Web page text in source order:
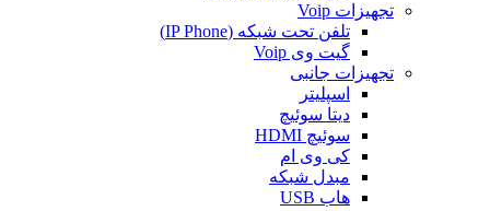
تجهیزات Voip
تلفن تحت شبکه (IP Phone)
گیت وی Voip
تجهیزات جانبی
اسپلیتر
دیتا سوئیچ
سوئیچ HDMI
کی وی ام
مبدل شبکه
هاب USB